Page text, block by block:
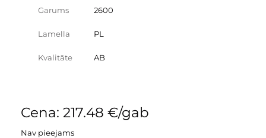
Garums 2600
Lamella PL
Kvalitāte AB
Cena: 217.48 €/gab
Nav pieejams